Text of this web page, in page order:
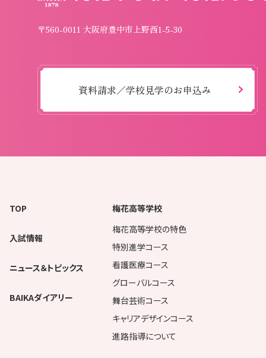
〒560-0011 大阪府豊中市上野西1-5-30
資料請求／学校見学のお申込み
TOP
入試情報
ニュース＆トピックス
BAIKAダイアリー
梅花高等学校
梅花高等学校の特色
特別進学コース
看護医療コース
グローバルコース
舞台芸術コース
キャリアデザインコース
進路指導について